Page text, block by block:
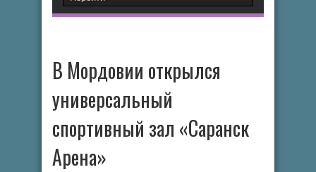
В Мордовии открылся
универсальный
спортивный зал «Саранск
Арена»